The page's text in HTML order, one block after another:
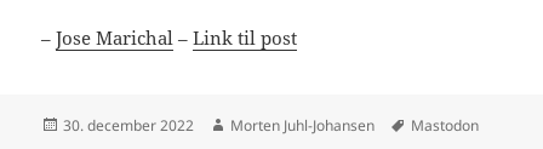
–Jose Marichal –Link til post
Udgivet
30. december 2022 Forfatter
Morten Juhl-Johansen Tags
Mastodon